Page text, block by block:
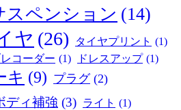
スペンション (14)
ヤ (26) タイヤプリント (1)
コーダー (1) ドレスアップ (1)
キ (9) プラグ (2)
ディ補強 (3) ライト (1)